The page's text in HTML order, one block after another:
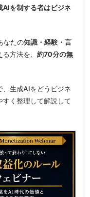
AIを制する者はビジネ
なたの知識・経験・言
方法を、 約70分の無
生成AIをどうビジネ
すく整理して解説して